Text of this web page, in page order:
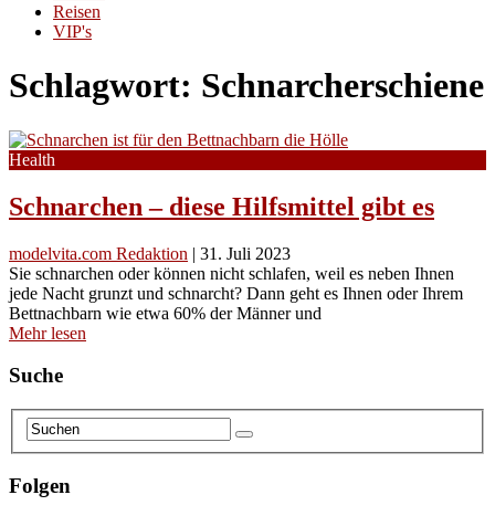
Reisen
VIP's
Schlagwort: Schnarcherschiene
Health
Schnarchen – diese Hilfsmittel gibt es
modelvita.com Redaktion | 31. Juli 2023
Sie schnarchen oder können nicht schlafen, weil es neben Ihnen
jede Nacht grunzt und schnarcht? Dann geht es Ihnen oder Ihrem
Bettnachbarn wie etwa 60% der Männer und
Mehr lesen
Suche
Folgen